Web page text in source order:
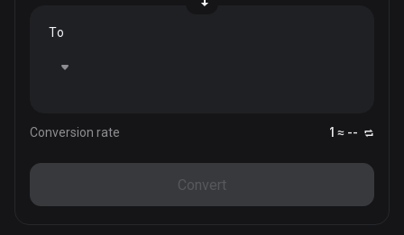
To
Conversion rate 1 ≈ --
Convert